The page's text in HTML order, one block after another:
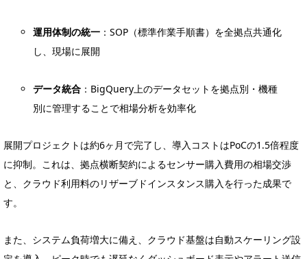
運用体制の統一 ：SOP（標準作業手順書）を全拠点共通化
し、現場に展開
データ統合 ：BigQuery上のデータセットを拠点別・機種
別に管理することで相場分析を効率化
展開プロジェクトは約6ヶ月で完了し、導入コストはPoCの1.5倍程度
に抑制。これは、拠点横断契約によるセンサー購入費用の相場交渉
と、クラウド利用料のリザーブドインスタンス購入を行った成果で
す。
また、システム負荷増大に備え、クラウド基盤は自動スケーリング設